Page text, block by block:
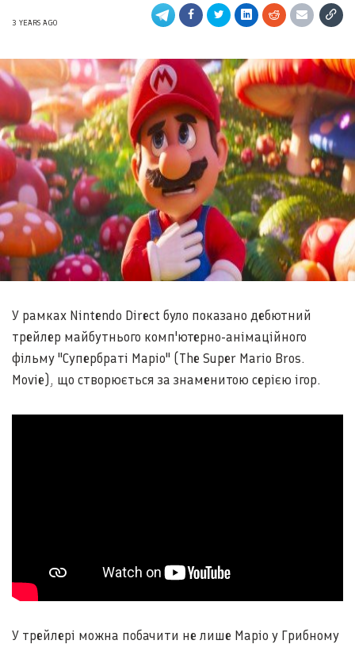
3 YEARS AGO
У рамках Nintendo Direct було показано дебютний
трейлер майбутнього комп'ютерно-анімаційного
фільму "Супербраті Маріо" (The Super Mario Bros.
Movie), що створюється за знаменитою серією ігор.
У трейлері можна побачити не лише Маріо у Грибному